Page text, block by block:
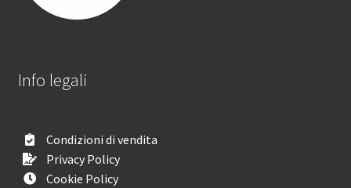
Info legali
Condizioni di vendita
Privacy Policy
Cookie Policy